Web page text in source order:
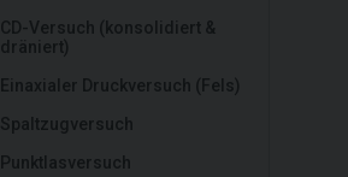
CD-Versuch (konsolidiert &
dräniert)
Einaxialer Druckversuch (Fels)
Spaltzugversuch
Punktlasversuch